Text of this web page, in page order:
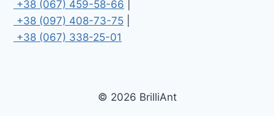
+38 (067) 459-58-66
+38 (097) 408-73-75
+38 (067) 338-25-01
© 2026 BrilliAnt